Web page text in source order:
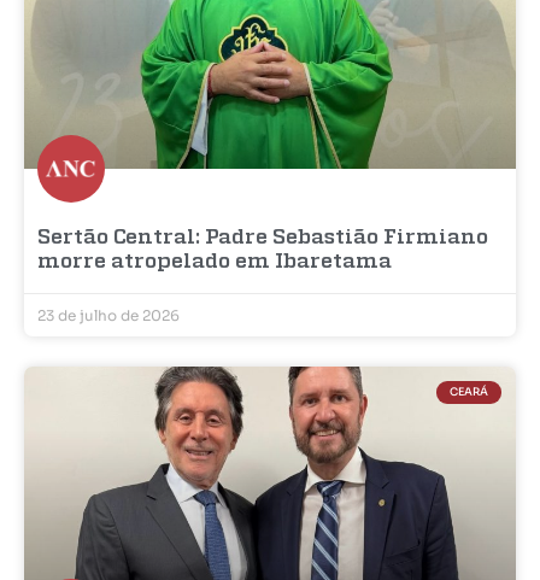
Sertão Central: Padre Sebastião Firmiano
morre atropelado em Ibaretama
23 de julho de 2026
CEARÁ